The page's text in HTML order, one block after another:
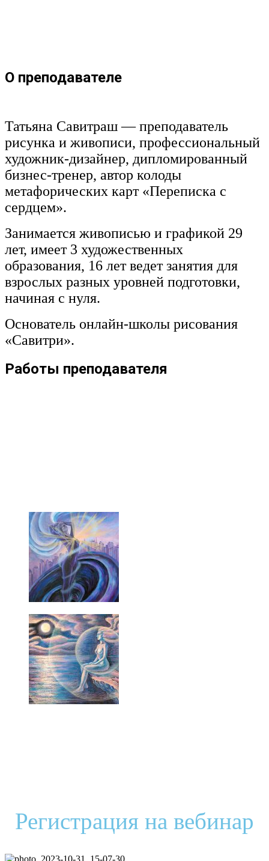
О преподавателе
Татьяна Савитраш — преподаватель
рисунка и живописи, профессиональный
художник-дизайнер, дипломированный
бизнес-тренер, автор колоды
метафорических карт «Переписка с
сердцем».
Занимается живописью и графикой 29
лет, имеет 3 художественных
образования, 16 лет ведет занятия для
взрослых разных уровней подготовки,
начиная с нуля.
Основатель онлайн-школы рисования
«Савитри».
Работы преподавателя
Регистрация на вебинар